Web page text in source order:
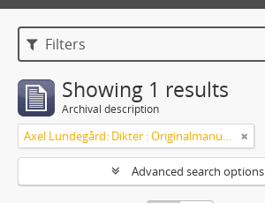
Filters
Showing 1 results
Archival description
Axel Lundegård: Dikter : Originalmanuskript
Advanced search options